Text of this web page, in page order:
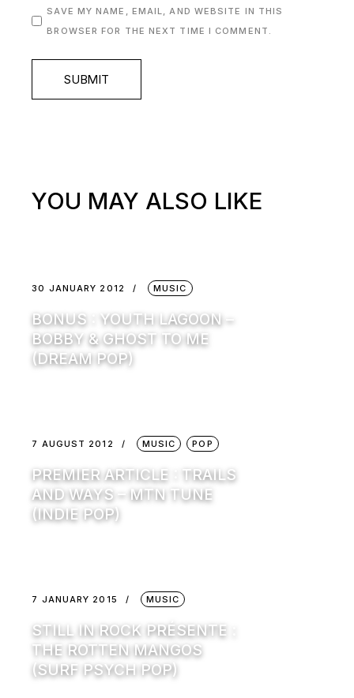
SAVE MY NAME, EMAIL, AND WEBSITE IN THIS
BROWSER FOR THE NEXT TIME I COMMENT.
SUBMIT
YOU MAY ALSO LIKE
30 JANUARY 2012 MUSIC
BONUS : YOUTH LAGOON –
BOBBY & GHOST TO ME
(DREAM POP)
7 AUGUST 2012 MUSIC POP
PREMIER ARTICLE : TRAILS
AND WAYS – MTN TUNE
(INDIE POP)
7 JANUARY 2015 MUSIC
STILL IN ROCK PRÉSENTE :
THE ROTTEN MANGOS
(SURF PSYCH POP)